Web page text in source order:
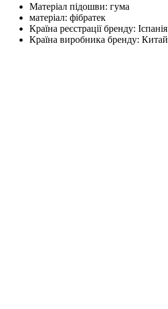
Матеріал підошви: гума
матеріал: фібратек
Країна реєстрації бренду: Іспанія
Країна виробника бренду: Китай